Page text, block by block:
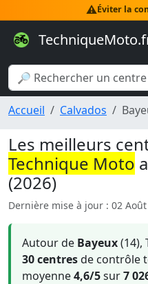
⚠️Éviter la
Accueil Calvados
Les meilleurs
Technique Moto
(2026)
Dernière mise à jour : 02
Autour de Bayeux(14),
30 centresde contrôle
moyenne4,6/5sur7